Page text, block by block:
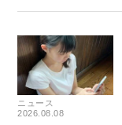
ニュース
2026.08.08